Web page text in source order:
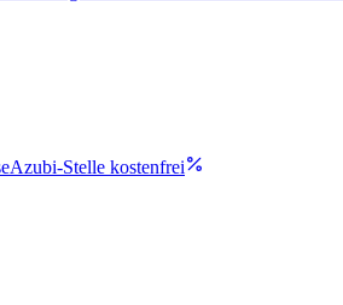
Azubi-Stelle kostenfrei